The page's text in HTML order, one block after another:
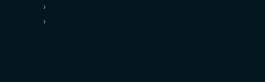
›
›